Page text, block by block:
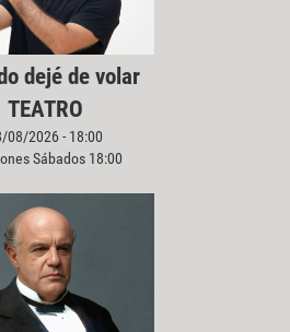
dejé de volar
TEATRO
08/2026 - 18:00
Sábados 18:00